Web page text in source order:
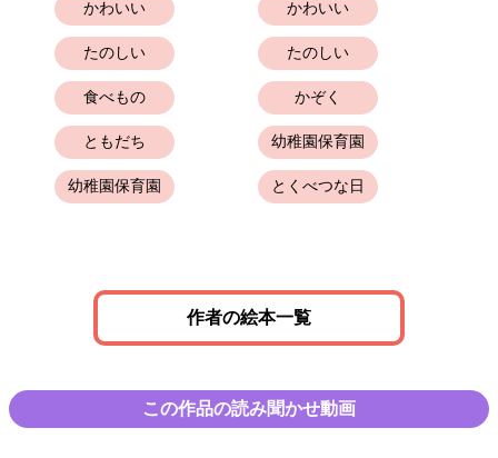
かわいい
たのしい
食べもの
ともだち
幼稚園保育園
かわいい
たのしい
かぞく
幼稚園保育園
とくべつな日
作者の絵本一覧
この作品の読み聞かせ動画